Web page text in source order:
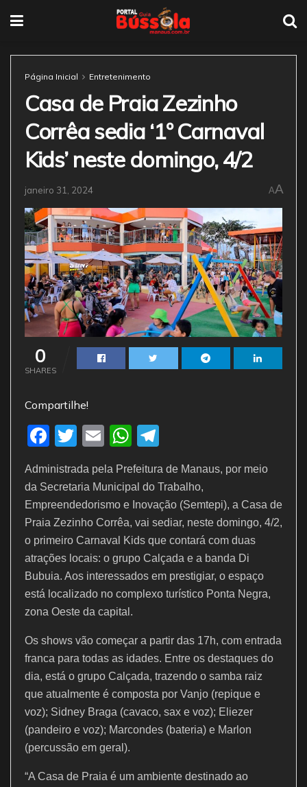
Página Inicial Entretenimento
Casa de Praia Zezinho
Corrêa sedia ‘1º Carnaval
Kids’ neste domingo, 4/2
janeiro 31, 2024 AA
0
SHARES
Compartilhe!
F
a
c
e
b
o
o
k
T
w
itt
er
E
m
ai
l
W
h
at
s
A
p
p
el
e
gr
a
m
Administrada pela Prefeitura de Manaus, por meio
da Secretaria Municipal do Trabalho,
Empreendedorismo e Inovação (Semtepi), a Casa de
Praia Zezinho Corrêa, vai sediar, neste domingo, 4/2,
o primeiro Carnaval Kids que contará com duas
atrações locais: o grupo Calçada e a banda Di
Bubuia. Aos interessados em prestigiar, o espaço
está localizado no complexo turístico Ponta Negra,
zona Oeste da capital.
Os shows vão começar a partir das 17h, com entrada
franca para todas as idades. Entre os destaques do
dia, está o grupo Calçada, trazendo o samba raiz
que atualmente é composta por Vanjo (repique e
voz); Sidney Braga (cavaco, sax e voz); Eliezer
(pandeiro e voz); Marcondes (bateria) e Marlon
(percussão em geral).
“A Casa de Praia é um ambiente destinado ao